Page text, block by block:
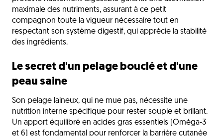
maximale des nutriments, assurant à ce petit
compagnon toute la vigueur nécessaire tout en
respectant son système digestif, qui apprécie la stabilité
des ingrédients.
Le secret d'un pelage bouclé et d'une
peau saine
Son pelage laineux, qui ne mue pas, nécessite une
nutrition interne spécifique pour rester souple et brillant.
Un apport équilibré en acides gras essentiels (Oméga-3
et 6) est fondamental pour renforcer la barrière cutanée